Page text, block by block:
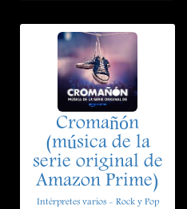
Cromañón
(música de la
serie original de
Amazon Prime)
Intérpretes varios - Rock y Pop